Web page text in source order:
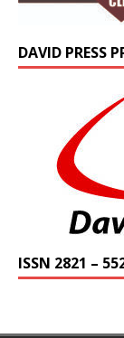
DAVID PRESS
ISSN 2821 –